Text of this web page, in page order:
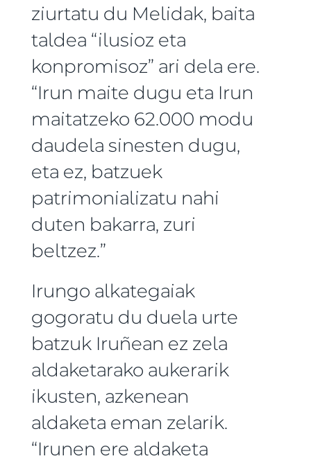
ziurtatu du Melidak, baita
taldea “ilusioz eta
konpromisoz” ari dela ere.
“Irun maite dugu eta Irun
maitatzeko 62.000 modu
daudela sinesten dugu,
eta ez, batzuek
patrimonializatu nahi
duten bakarra, zuri
beltzez.”
Irungo alkategaiak
gogoratu du duela urte
batzuk Iruñean ez zela
aldaketarako aukerarik
ikusten, azkenean
aldaketa eman zelarik.
“Irunen ere aldaketa